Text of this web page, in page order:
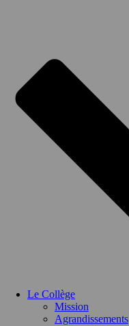
Le Collège
Mission
Agrandissements